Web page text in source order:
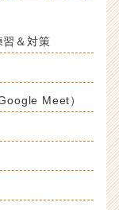
習＆対策
Meet）